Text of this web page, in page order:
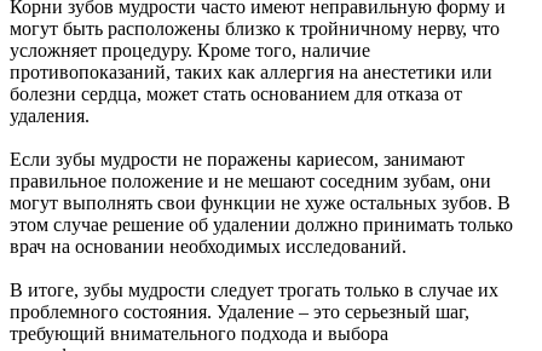
Корни зубов мудрости часто имеют неправильную форму и
могут быть расположены близко к тройничному нерву, что
усложняет процедуру. Кроме того, наличие
противопоказаний, таких как аллергия на анестетики или
болезни сердца, может стать основанием для отказа от
удаления.
Если зубы мудрости не поражены кариесом, занимают
правильное положение и не мешают соседним зубам, они
могут выполнять свои функции не хуже остальных зубов. В
этом случае решение об удалении должно принимать только
врач на основании необходимых исследований.
В итоге, зубы мудрости следует трогать только в случае их
проблемного состояния. Удаление – это серьезный шаг,
требующий внимательного подхода и выбора